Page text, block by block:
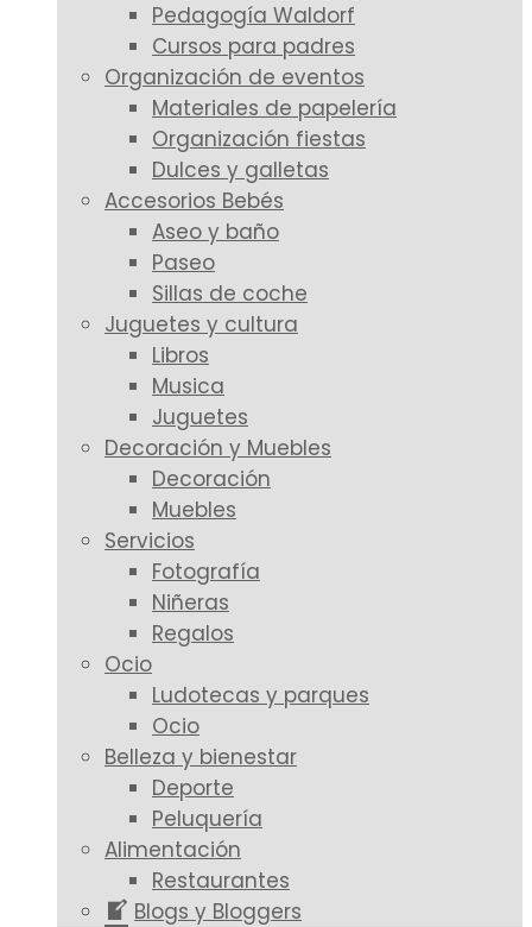
Pedagogía Waldorf
Cursos para padres
Organización de eventos
Materiales de papelería
Organización fiestas
Dulces y galletas
Accesorios Bebés
Aseo y baño
Paseo
Sillas de coche
Juguetes y cultura
Libros
Musica
Juguetes
Decoración y Muebles
Decoración
Muebles
Servicios
Fotografía
Niñeras
Regalos
Ocio
Ludotecas y parques
Ocio
Belleza y bienestar
Deporte
Peluquería
Alimentación
Restaurantes
Blogs y Bloggers